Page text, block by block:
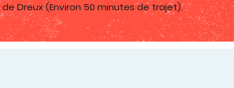
Dreux (Environ 50 minutes de trajet).